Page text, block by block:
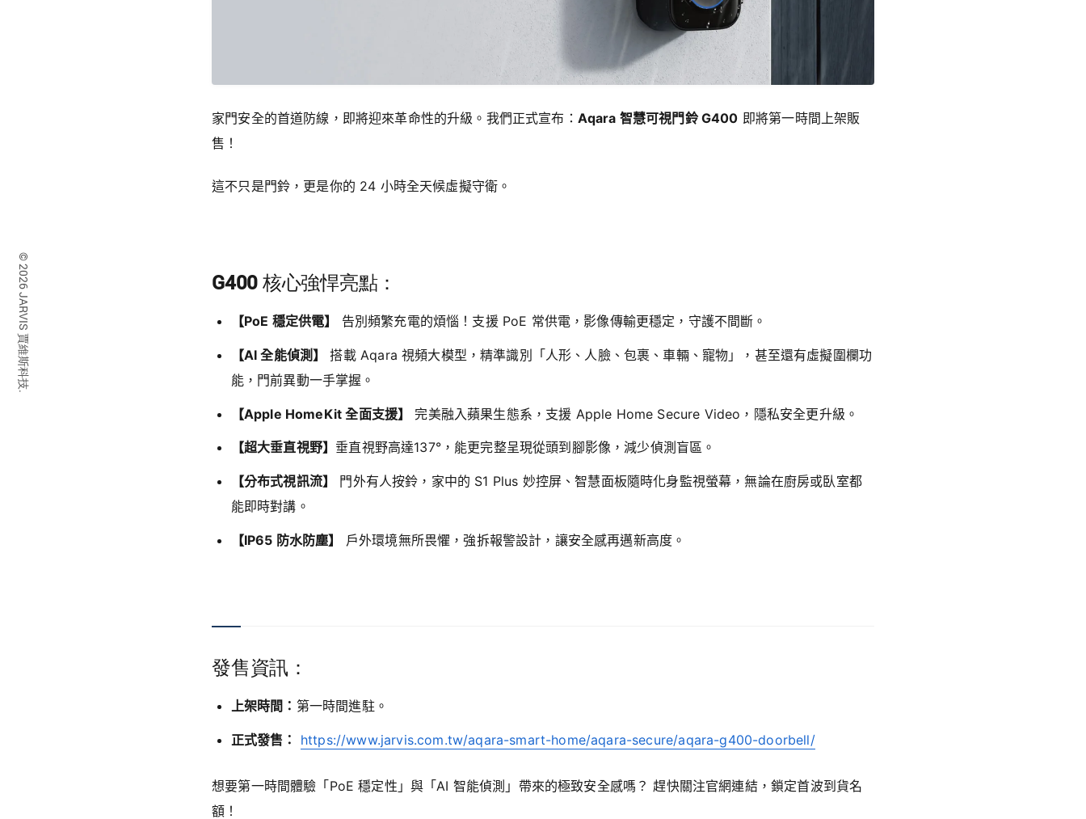
家門安全的首道防線，即將迎來革命性的升級。我們正式宣布： Aqara 智慧可視門鈴 G400 即將第一時間上架販
售！
這不只是門鈴，更是你的 24 小時全天候虛擬守衛。
G400 核心強悍亮點：
【PoE 穩定供電】 告別頻繁充電的煩惱！支援 PoE 常供電，影像傳輸更穩定，守護不間斷。
【AI 全能偵測】
搭載 Aqara 視頻大模型，精準識別「人形、人臉、包裹、車輛、寵物」，甚至還有虛擬圍欄功
能，門前異動一手掌握。
【Apple HomeKit 全面支援】 完美融入蘋果生態系，支援 Apple Home Secure Video，隱私安全更升級。
【超大垂直視野】 垂直視野高達137°，能更完整呈現從頭到腳影像，減少偵測盲區。
【分布式視訊流】
門外有人按鈴，家中的 S1 Plus 妙控屏、智慧面板隨時化身監視螢幕，無論在廚房或臥室都
能即時對講。
【IP65 防水防塵】 戶外環境無所畏懼，強拆報警設計，讓安全感再邁新高度。
發售資訊：
上架時間： 第一時間進駐。
正式發售： https://www.jarvis.com.tw/aqara-smart-home/aqara-secure/aqara-g400-doorbell/
想要第一時間體驗「PoE 穩定性」與「AI 智能偵測」帶來的極致安全感嗎？ 趕快關注官網連結，鎖定首波到貨名
額！
© 2026 JARVIS 賈維斯科技.